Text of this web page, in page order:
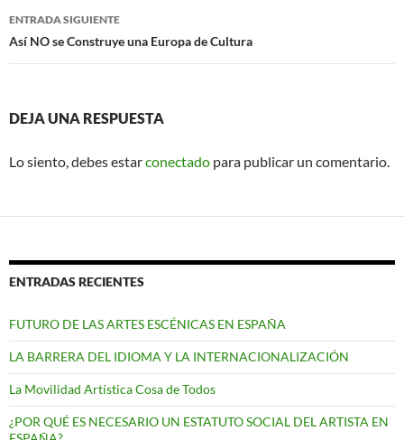
entradas
ENTRADA SIGUIENTE
Así NO se Construye una Europa de Cultura
DEJA UNA RESPUESTA
Lo siento, debes estarconectado para publicar un comentario.
ENTRADAS RECIENTES
FUTURO DE LAS ARTES ESCÉNICAS EN ESPAÑA
LA BARRERA DEL IDIOMA Y LA INTERNACIONALIZACIÓN
La Movilidad Artística Cosa de Todos
¿POR QUÉ ES NECESARIO UN ESTATUTO SOCIAL DEL ARTISTA EN